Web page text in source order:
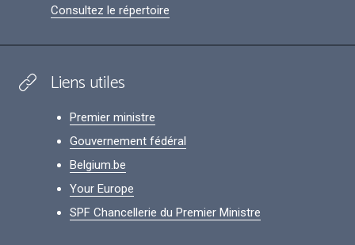
Consultez le répertoire
Liens utiles
Premier ministre
Gouvernement fédéral
Belgium.be
Your Europe
SPF Chancellerie du Premier Ministre